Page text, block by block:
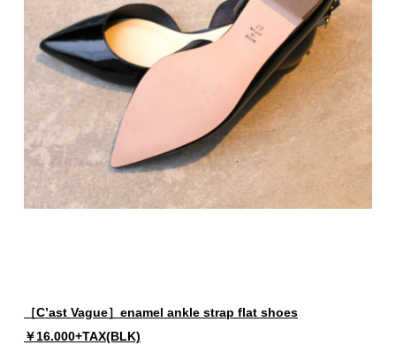
［C’ast Vague］enamel ankle strap flat shoes
￥16.000+TAX(BLK)